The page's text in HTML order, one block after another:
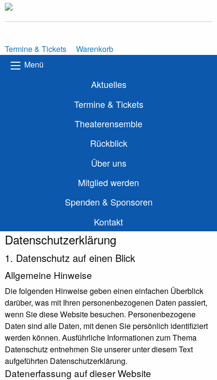
Termine & Tickets
Warenkorb
Menü
Aktuelles
Termine & Tickets
Theaterensemble
Rückblick
Über uns
Mitglied werden
Spenden & Sponsoren
Kontakt
Datenschutz­erklärung
1. Datenschutz auf einen Blick
Allgemeine Hinweise
Die folgenden Hinweise geben einen einfachen Überblick
darüber, was mit Ihren personenbezogenen Daten passiert,
wenn Sie diese Website besuchen. Personenbezogene
Daten sind alle Daten, mit denen Sie persönlich identifiziert
werden können. Ausführliche Informationen zum Thema
Datenschutz entnehmen Sie unserer unter diesem Text
aufgeführten Datenschutzerklärung.
Datenerfassung auf dieser Website